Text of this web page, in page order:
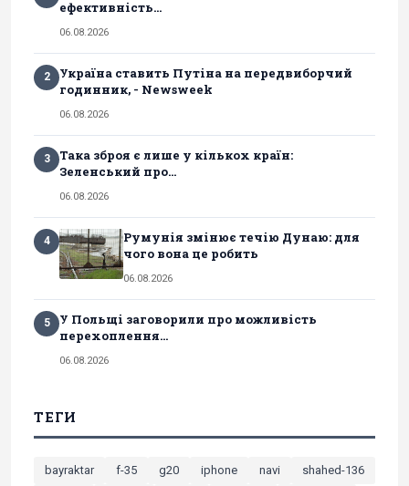
ефективність...
06.08.2026
2
Україна ставить Путіна на передвиборчий
годинник, - Newsweek
06.08.2026
3
Така зброя є лише у кількох країн:
Зеленський про...
06.08.2026
4
Румунія змінює течію Дунаю: для
чого вона це робить
06.08.2026
5
У Польщі заговорили про можливість
перехоплення...
06.08.2026
ТЕГИ
bayraktar f-35 g20 iphone navi
shahed-136